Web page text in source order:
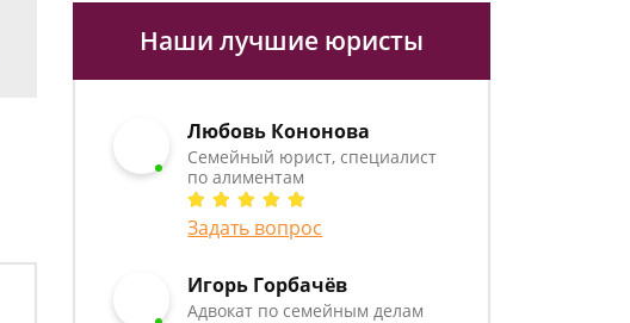
Наши лучшие юристы
Любовь Кононова
Семейный юрист, специалист
по алиментам
Задать вопрос
Игорь Горбачёв
Адвокат по семейным делам